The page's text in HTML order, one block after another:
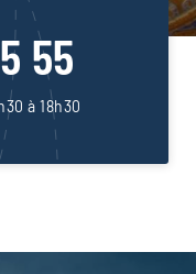
55
à 18h30